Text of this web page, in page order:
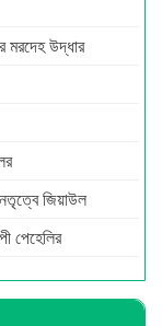
মরদেহ উদ্ধার
জিয়াউল
পেহেলির